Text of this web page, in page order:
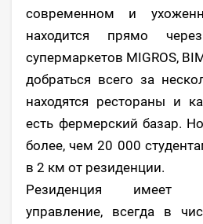
современном и
находится прямо
супермаркетов MIGROS,
добраться всего за
находятся рестораны и
есть фермерский базар.
более, чем 20 000
в 2 км от резиденции.
Резиденция имеет
управление, всегда в